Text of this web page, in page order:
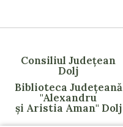
Consiliul Județean
Dolj
Biblioteca Județeană
"Alexandru
și Aristia Aman" Dolj